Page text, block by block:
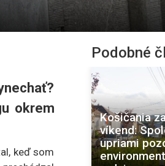
okrem
keď som
Podobné
Košičania
víkend:
upriami